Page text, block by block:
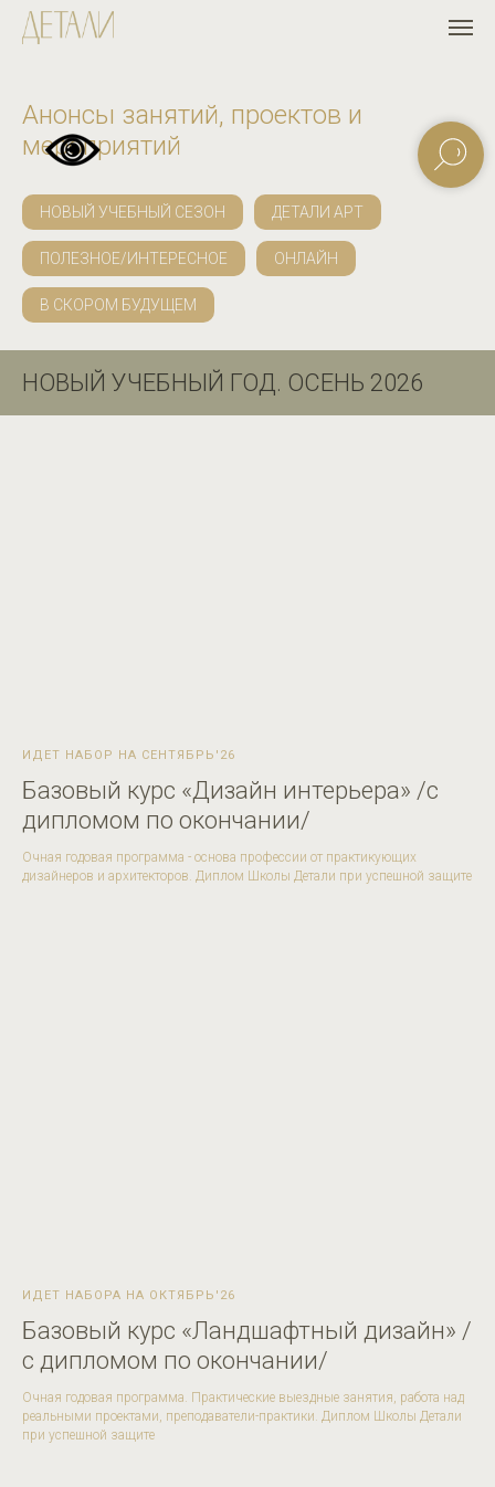
Анонсы занятий, проектов и
мероприятий
НОВЫЙ УЧЕБНЫЙ СЕЗОН ДЕТАЛИ АРТ
ПОЛЕЗНОЕ/ИНТЕРЕСНОЕ ОНЛАЙН
В СКОРОМ БУДУЩЕМ
НОВЫЙ УЧЕБНЫЙ ГОД. ОСЕНЬ 2026
ИДЕТ НАБОР НА СЕНТЯБРЬ'26
Базовый курс «Дизайн интерьера» /с
дипломом по окончании/
Очная годовая программа - основа профессии от практикующих
дизайнеров и архитекторов. Диплом Школы Детали при успешной защите
ИДЕТ НАБОРА НА ОКТЯБРЬ'26
Базовый курс «Ландшафтный дизайн» /
с дипломом по окончании/
Очная годовая программа. Практические выездные занятия, работа над
реальными проектами, преподаватели-практики. Диплом Школы Детали
при успешной защите